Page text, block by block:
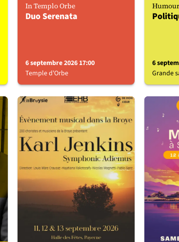
In Templo Orbe
Duo Serenata
6 septembre 2026 17:00
Temple d'Orbe
6
Grande